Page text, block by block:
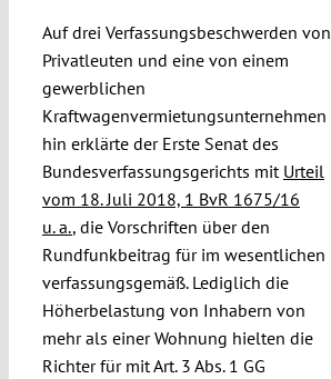
Auf drei Verfassungsbeschwerden von
Privatleuten und eine von einem
gewerblichen
Kraftwagenvermietungsunternehmen
hin erklärte der Erste Senat des
Bundesverfassungsgerichts mit Urteil
vom 18. Juli 2018, 1 BvR 1675/16
u. a., die Vorschriften über den
Rundfunkbeitrag für im wesentlichen
verfassungsgemäß. Lediglich die
Höherbelastung von Inhabern von
mehr als einer Wohnung hielten die
Richter für mit Art. 3 Abs. 1 GG